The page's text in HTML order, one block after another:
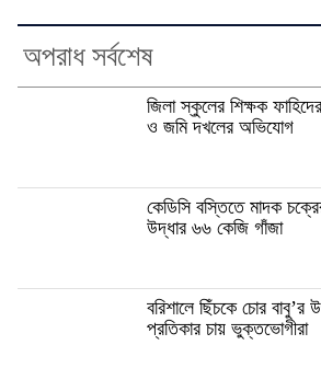
অপরাধ সর্বশেষ
জিলা স্কুলের শিক্ষক
ও জমি দখলের অভিযোগ
কেডিসি বস্তিতে মাদক
উদ্ধার ৬৬ কেজি গাঁজা
বরিশালে ছিঁচকে চোর বাবু’র
প্রতিকার চায় ভুক্তভোগীরা